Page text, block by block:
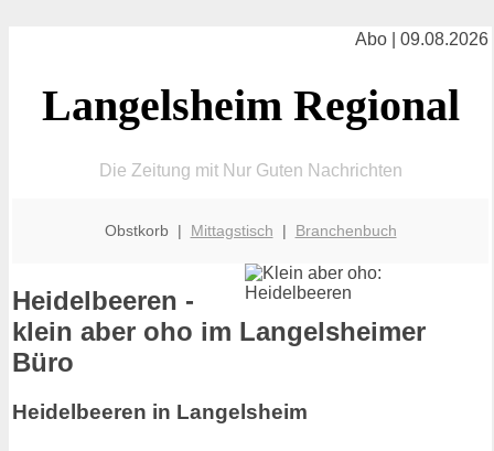
Abo | 09.08.2026
Langelsheim Regional
Die Zeitung mit Nur Guten Nachrichten
Obstkorb | Mittagstisch | Branchenbuch
Heidelbeeren -
klein aber oho im Langelsheimer
Büro
Heidelbeeren in Langelsheim